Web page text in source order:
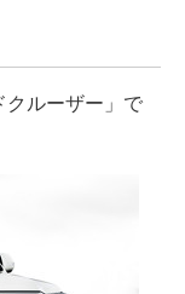
ルーザー」で